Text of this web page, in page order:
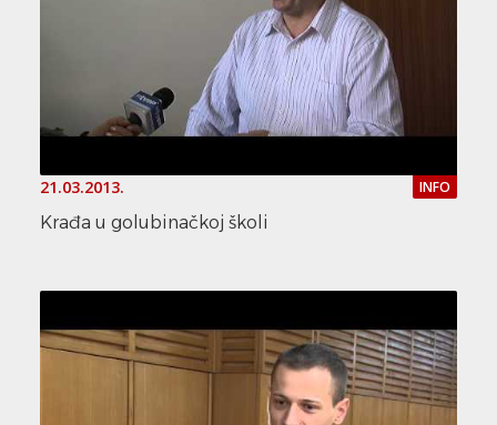
21.03.2013. INFO
Krađa u golubinačkoj školi